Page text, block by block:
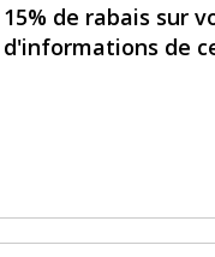
15% de rabais sur
d'informations de